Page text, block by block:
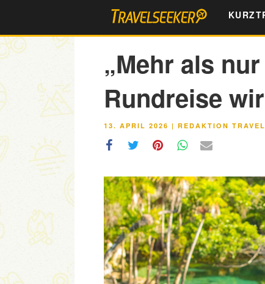
springen
„Mehr als
Rundreise
VERÖFFENTLICHT
13. APRIL 2026 | REDAKTION